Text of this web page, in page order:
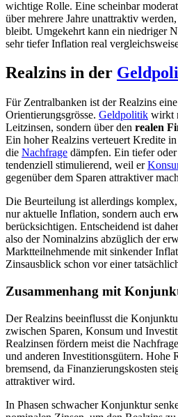
wichtige Rolle. Eine scheinbar
über mehrere Jahre unattraktiv
bleibt. Umgekehrt kann ein niedriger
sehr tiefer Inflation real
Realzins in der
Für Zentralbanken ist der Realzins
Orientierungsgrösse. Geldpolitik wirkt
Leitzinsen, sondern über den realen
Ein hoher Realzins verteuert Kredite
die Nachfrage dämpfen. Ein tiefer
tendenziell stimulierend, weil er
gegenüber dem Sparen attraktiver
Die Beurteilung ist allerdings
nur aktuelle Inflation, sondern auch
berücksichtigen. Entscheidend ist
also der Nominalzins abzüglich der
Marktteilnehmende mit sinkender
Zinsausblick schon vor einer
Zusammenhang mit
Der Realzins beeinflusst die
zwischen Sparen, Konsum und
Realzinsen fördern meist die
und anderen Investitionsgütern. Hohe
bremsend, da Finanzierungskosten
attraktiver wird.
In Phasen schwacher Konjunktur